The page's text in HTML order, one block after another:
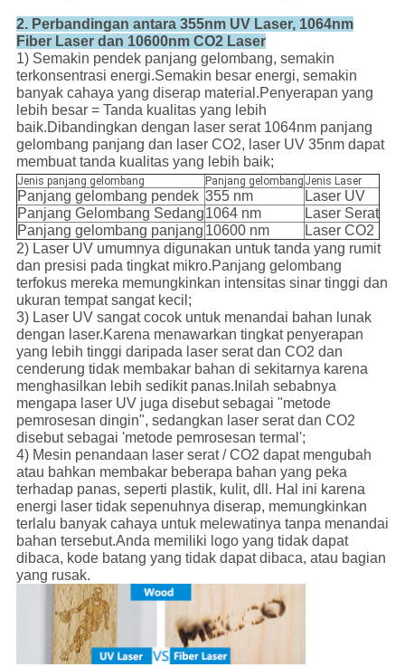
2. Perbandingan antara 355nm UV Laser, 1064nm
Fiber Laser dan 10600nm CO2 Laser
1) Semakin pendek panjang gelombang, semakin
terkonsentrasi energi.Semakin besar energi, semakin
banyak cahaya yang diserap material.Penyerapan yang
lebih besar = Tanda kualitas yang lebih
baik.Dibandingkan dengan laser serat 1064nm panjang
gelombang panjang dan laser CO2, laser UV 35nm dapat
membuat tanda kualitas yang lebih baik;
Jenis panjang gelombang Panjang gelombang Jenis Laser
Panjang gelombang pendek 355 nm
Laser UV
Panjang Gelombang Sedang1064 nm
Laser Serat
Panjang gelombang panjang 10600 nm
Laser CO2
2) Laser UV umumnya digunakan untuk tanda yang rumit
dan presisi pada tingkat mikro.Panjang gelombang
terfokus mereka memungkinkan intensitas sinar tinggi dan
ukuran tempat sangat kecil;
3) Laser UV sangat cocok untuk menandai bahan lunak
dengan laser.Karena menawarkan tingkat penyerapan
yang lebih tinggi daripada laser serat dan CO2 dan
cenderung tidak membakar bahan di sekitarnya karena
menghasilkan lebih sedikit panas.Inilah sebabnya
mengapa laser UV juga disebut sebagai "metode
pemrosesan dingin", sedangkan laser serat dan CO2
disebut sebagai 'metode pemrosesan termal';
4) Mesin penandaan laser serat / CO2 dapat mengubah
atau bahkan membakar beberapa bahan yang peka
terhadap panas, seperti plastik, kulit, dll. Hal ini karena
energi laser tidak sepenuhnya diserap, memungkinkan
terlalu banyak cahaya untuk melewatinya tanpa menandai
bahan tersebut.Anda memiliki logo yang tidak dapat
dibaca, kode batang yang tidak dapat dibaca, atau bagian
yang rusak.